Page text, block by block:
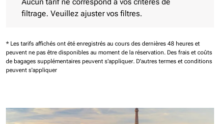
Aucun tarif ne correspond à vos critères de
filtrage. Veuillez ajuster vos filtres.
* Les tarifs affichés ont été enregistrés au cours des dernières 48 heures et
peuvent ne pas être disponibles au moment de la réservation. Des frais et coûts
de bagages supplémentaires peuvent s'appliquer. D'autres termes et conditions
peuvent s'appliquer